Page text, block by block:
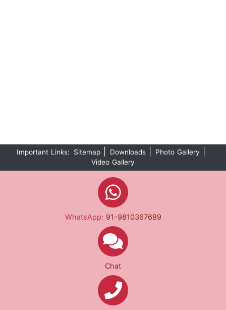
Important Links: Sitemap Downloads Photo Gallery
Video Gallery
WhatsApp: 91-9810367689
Chat